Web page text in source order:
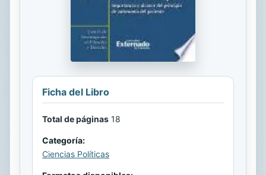
Ficha del Libro
Total de páginas 18
Categoría:
Ciencias Políticas